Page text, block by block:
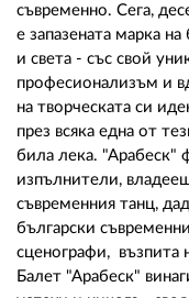
съвременно. Сега,
е запазената марка
и света - със свой
професионализъм и
на творческата си
през всяка една от
била лека. "Арабеск"
изпълнители,
съвременния танц,
български
сценографи, възпита
Балет "Арабеск"